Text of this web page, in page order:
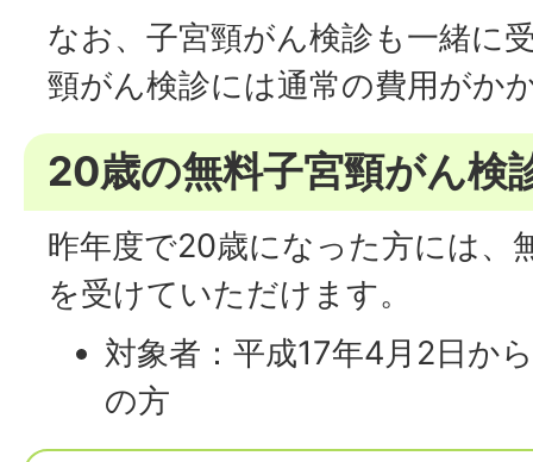
なお、子宮頸がん検診も一緒に
頸がん検診には通常の費用がか
20歳の無料子宮頸がん検
昨年度で20歳になった方には、
を受けていただけます。
対象者：平成17年4月2日か
の方